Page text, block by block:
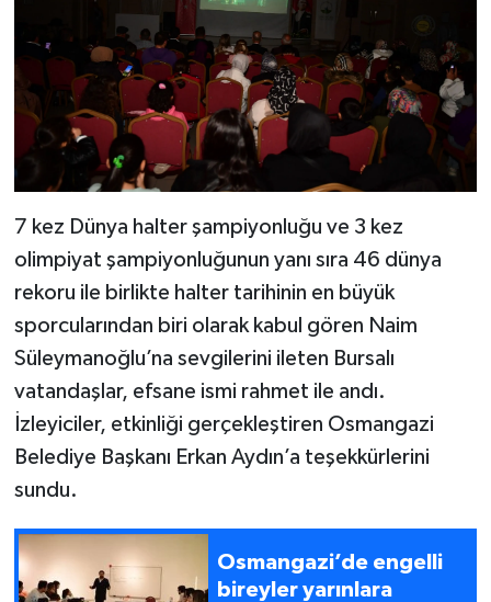
7 kez Dünya halter şampiyonluğu ve 3 kez
olimpiyat şampiyonluğunun yanı sıra 46 dünya
rekoru ile birlikte halter tarihinin en büyük
sporcularından biri olarak kabul gören Naim
Süleymanoğlu’na sevgilerini ileten Bursalı
vatandaşlar, efsane ismi rahmet ile andı.
İzleyiciler, etkinliği gerçekleştiren Osmangazi
Belediye Başkanı Erkan Aydın’a teşekkürlerini
sundu.
Osmangazi’de engelli
bireyler yarınlara